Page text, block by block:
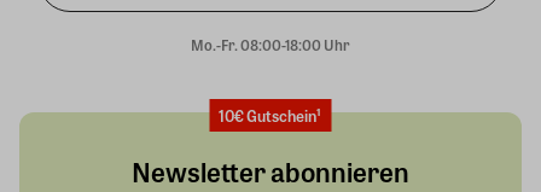
Mo.-Fr. 08:00-18:00 Uhr
10€ Gutschein¹
Newsletter abonnieren